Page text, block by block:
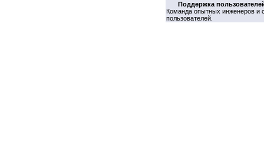
Поддержка
Команда опытных инженеров и
пользователей.